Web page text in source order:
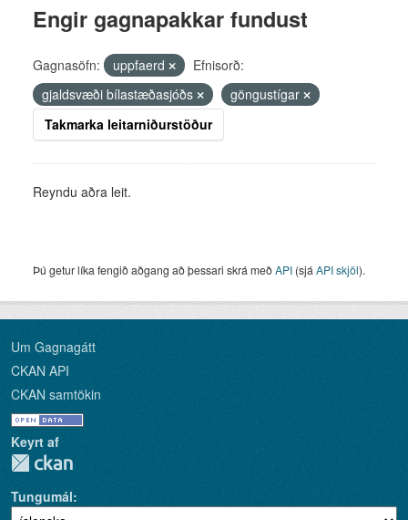
Engir gagnapakkar fundust
Gagnasöfn: uppfaerd
Efnisorð:
gjaldsvæði bílastæðasjóðs
göngustígar
Takmarka leitarniðurstöður
Reyndu aðra leit.
Þú getur líka fengið aðgang að þessari skrá meðAPI (sjá API skjöl).
Um Gagnagátt
CKAN API
CKAN samtökin
Keyrt af
Tungumál